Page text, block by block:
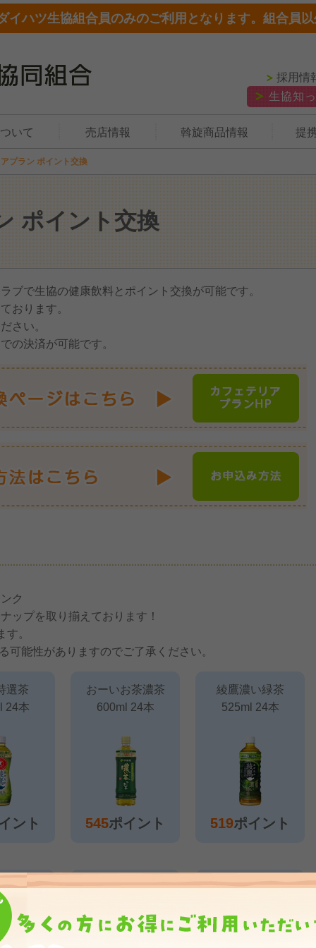
イハツ生協組合員のみのご利用となります。組合員
生協知
いて 売店情報 斡旋商品情報 提
採用情
プラン ポイント交換
ポイント交換
ブで生協の健康飲料とポイント交換が可能です。
おります。
さい。
の決済が可能です。
ク
ップを取り揃えております！
。
能性がありますのでご了承ください。
選茶
24本
ント
おーいお茶濃茶
600ml 24本
545ポイント
綾鷹濃い緑茶
525ml 24本
519ポイント
茶
本
胡麻麦茶
特水